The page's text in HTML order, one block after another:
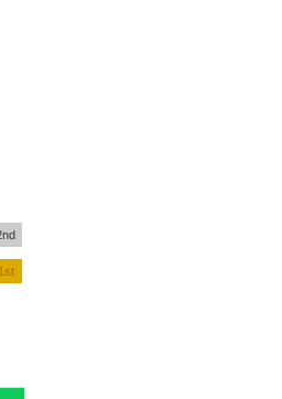
1st